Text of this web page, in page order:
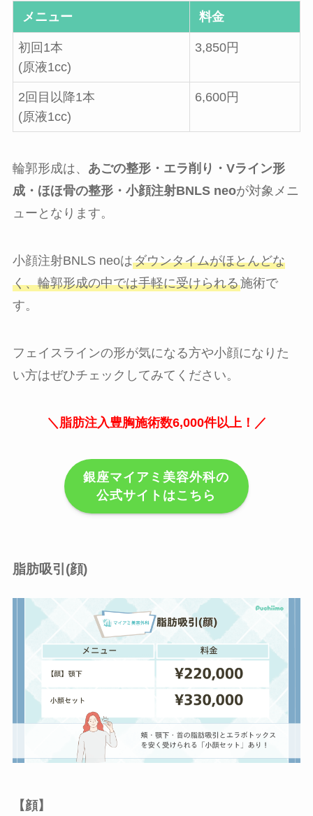
メニュー 料金
初回1本
(原液1cc)
3,850円
2回目以降1本
(原液1cc)
6,600円
輪郭形成は、 あごの整形・エラ削り・Vライン形
成・ほほ骨の整形・小顔注射BNLS neoが対象メニ
ューとなります。
小顔注射BNLS neoはダウンタイムがほとんどな
く、輪郭形成の中では手軽に受けられる施術で
す。
フェイスラインの形が気になる方や小顔になりた
い方はぜひチェックしてみてください。
＼脂肪注入豊胸施術数6,000件以上！／
銀座マイアミ美容外科の
公式サイトはこちら
脂肪吸引(顔)
【顔】